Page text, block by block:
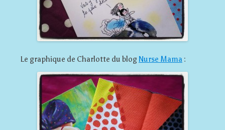
Le graphique de Charlotte du blog Nurse Mama :